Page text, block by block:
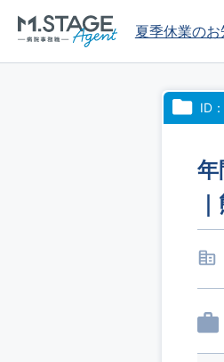
夏季休業のお
ID